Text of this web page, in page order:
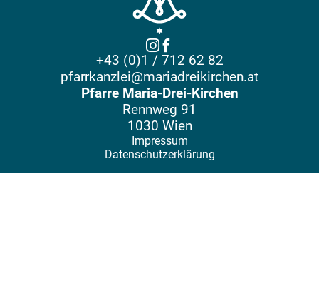
+43 (0)1 / 712 62 82
pfarrkanzlei@mariadreikirchen.at
Pfarre Maria-Drei-Kirchen
Rennweg 91
1030 Wien
Impressum
Datenschutzerklärung